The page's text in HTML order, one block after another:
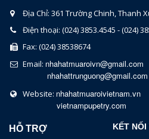
Địa Chỉ: 361 Trường Chinh, Thanh
Điện thoại: (024) 3853.4545 - (024)
Fax: (024) 38538674
Email: nhahatmuaroivn@gmail.com
nhahattrunguong@gmail.com
Website: nhahatmuaroivietnam.vn
vietnampupetry.com
HỖ TRỢ KẾT NỐI